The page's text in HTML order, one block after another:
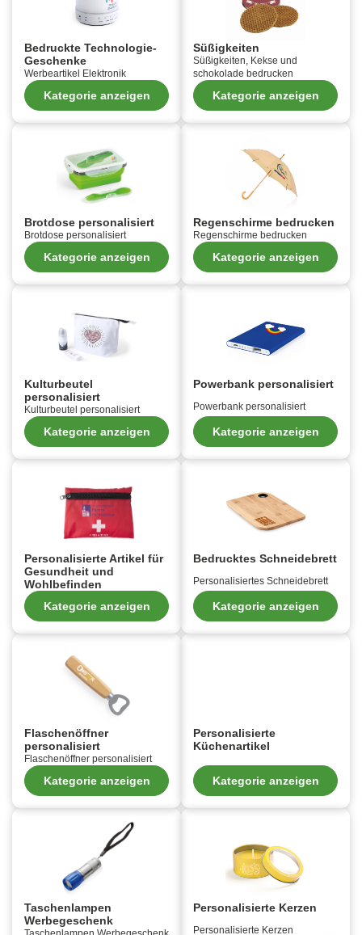
Bedruckte Technologie-
Geschenke
Werbeartikel Elektronik
Kategorie anzeigen
Süßigkeiten
Süßigkeiten, Kekse und
schokolade bedrucken
Kategorie anzeigen
Brotdose personalisiert
Brotdose personalisiert
Kategorie anzeigen
Regenschirme bedrucken
Regenschirme bedrucken
Kategorie anzeigen
Kulturbeutel
personalisiert
Kulturbeutel personalisiert
Kategorie anzeigen
Powerbank personalisiert
Powerbank personalisiert
Kategorie anzeigen
Personalisierte Artikel für
Gesundheit und
Wohlbefinden
Kategorie anzeigen
Bedrucktes Schneidebrett
Personalisiertes Schneidebrett
Kategorie anzeigen
Flaschenöffner
personalisiert
Flaschenöffner personalisiert
Kategorie anzeigen
Personalisierte
Küchenartikel
Kategorie anzeigen
Taschenlampen
Werbegeschenk
Personalisierte Kerzen
Personalisierte Kerzen